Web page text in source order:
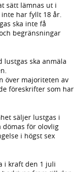
sätt lämnas ut i
har fyllt 18 år.
ska inte få
begränsningar
lustgas ska anmäla
över majoriteten av
föreskrifter som har
säljer lustgas i
dömas för olovlig
i högst sex
i kraft den 1 juli